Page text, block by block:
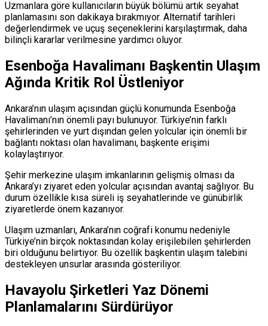
Uzmanlara göre kullanıcıların büyük bölümü artık seyahat
planlamasını son dakikaya bırakmıyor. Alternatif tarihleri
değerlendirmek ve uçuş seçeneklerini karşılaştırmak, daha
bilinçli kararlar verilmesine yardımcı oluyor.
Esenboğa Havalimanı Başkentin Ulaşım
Ağında Kritik Rol Üstleniyor
Ankara’nın ulaşım açısından güçlü konumunda Esenboğa
Havalimanı’nın önemli payı bulunuyor. Türkiye’nin farklı
şehirlerinden ve yurt dışından gelen yolcular için önemli bir
bağlantı noktası olan havalimanı, başkente erişimi
kolaylaştırıyor.
Şehir merkezine ulaşım imkanlarının gelişmiş olması da
Ankara’yı ziyaret eden yolcular açısından avantaj sağlıyor. Bu
durum özellikle kısa süreli iş seyahatlerinde ve günübirlik
ziyaretlerde önem kazanıyor.
Ulaşım uzmanları, Ankara’nın coğrafi konumu nedeniyle
Türkiye’nin birçok noktasından kolay erişilebilen şehirlerden
biri olduğunu belirtiyor. Bu özellik başkentin ulaşım talebini
destekleyen unsurlar arasında gösteriliyor.
Havayolu Şirketleri Yaz Dönemi
Planlamalarını Sürdürüyor